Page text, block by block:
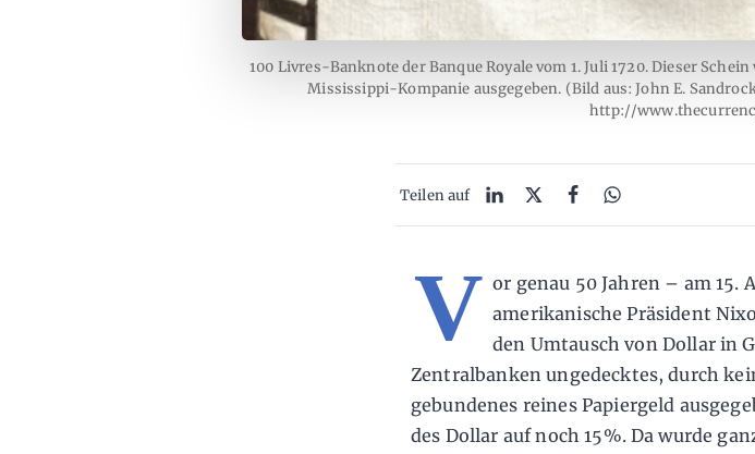
100 Livres-Banknote der Banque Royale vom 1. Juli 1720. Dieser
Mississippi-Kompanie ausgegeben. (Bild aus: John E.
http://
Teilen auf
V or genau 50 Jahren – am 15.
amerikanische Präsident
den Umtausch von Dollar in
Zentralbanken ungedecktes, durch
gebundenes reines Papiergeld
des Dollar auf noch 15%. Da wurde